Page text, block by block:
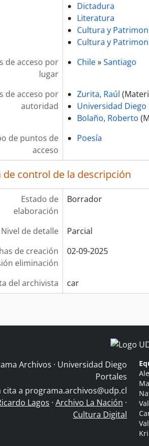
Dictadura
Literatura
Cultura y
Cultura y
de acceso por
lugar
Chile»Santiago
de acceso por
autoridad
Zurita, Raúl
Universidad Diego
Bolaño, Roberto
de puntos de
acceso
Poesía
de control de la descripción
Estado de
elaboración
Borrador
Nivel de detalle
Parcial
de creación
eliminación
02-09-2025
del archivista car
Archivos · Universidad Diego
Portales
cita a programa.archivos@udp.cl
Lagos · Archivo La Nación ·
Cultura Digital